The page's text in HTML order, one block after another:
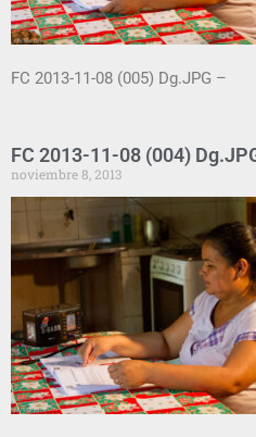
FC 2013-11-08 (005) Dg.JPG –
FC 2013-11-08 (004)
noviembre 8, 2013